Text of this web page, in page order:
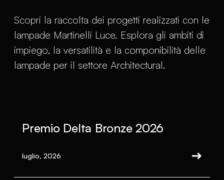
Scopri la raccolta dei progetti realizzati con le
lampade Martinelli Luce. Esplora gli ambiti di
impiego, la versatilità e la componibilità delle
lampade per il settore Architectural.
Premio Delta Bronze 2026
luglio, 2026